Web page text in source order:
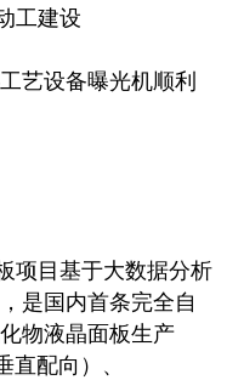
工建设
艺设备曝光机顺利
项目基于大数据分析
是国内首条完全自
物液晶面板生产
配向）、